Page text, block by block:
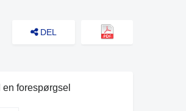
DEL
en forespørgsel